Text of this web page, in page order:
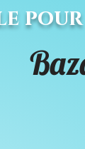
pour